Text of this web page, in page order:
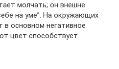
молчать; он внешне
на уме”. На окружающих
в основном негативное
цвет способствует